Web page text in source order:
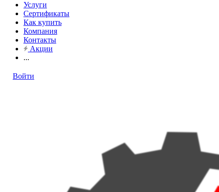
Услуги
Сертификаты
Как купить
Компания
Контакты
Акции
...
Войти